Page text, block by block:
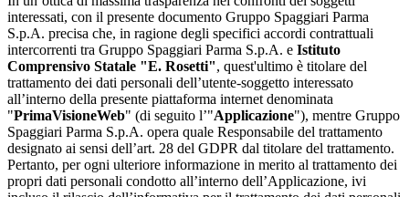
interessati, con il presente documento Gruppo Spaggiari Parma
S.p.A. precisa che, in ragione degli specifici accordi contrattuali
intercorrenti tra Gruppo Spaggiari Parma S.p.A. e Istituto
Comprensivo Statale "E. Rosetti", quest'ultimo è titolare del
trattamento dei dati personali dell’utente-soggetto interessato
all’interno della presente piattaforma internet denominata
"PrimaVisioneWeb" (di seguito l’"Applicazione"), mentre Gruppo
Spaggiari Parma S.p.A. opera quale Responsabile del trattamento
designato ai sensi dell’art. 28 del GDPR dal titolare del trattamento.
Pertanto, per ogni ulteriore informazione in merito al trattamento dei
propri dati personali condotto all’interno dell’Applicazione, ivi